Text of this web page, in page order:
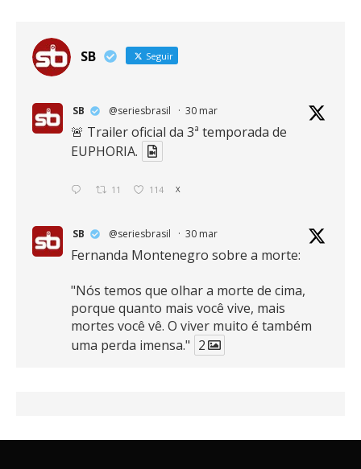
SB Seguir
SB @seriesbrasil · 30 mar
🚨 Trailer oficial da 3ª temporada de
EUPHORIA.
11 114 X
SB @seriesbrasil · 30 mar
Fernanda Montenegro sobre a morte:
"Nós temos que olhar a morte de cima,
porque quanto mais você vive, mais
mortes você vê. O viver muito é também
uma perda imensa." 2